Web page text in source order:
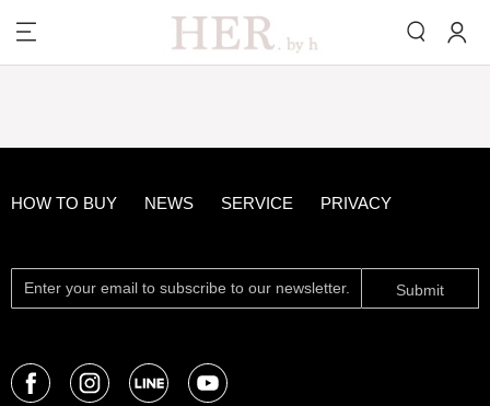
HOW TO BUY NEWS SERVICE PRIVACY
Submit